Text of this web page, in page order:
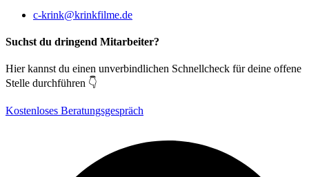
c-krink@krinkfilme.de
Suchst du dringend Mitarbeiter?
Hier kannst du einen unverbindlichen Schnellcheck für deine offene
Stelle durchführen 👇
Kostenloses Beratungsgespräch